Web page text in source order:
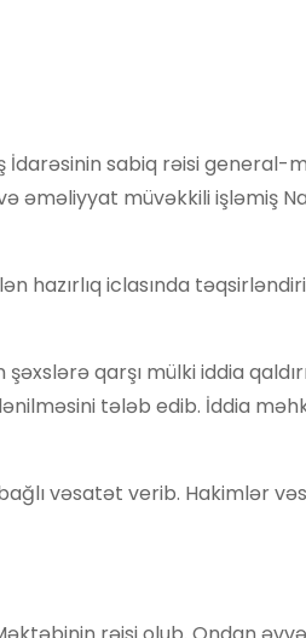
İdarəsinin sabiq rəisi general-
əməliyyat müvəkkili işləmiş
hazırlıq iclasında
qarşı mülki iddia
tələb edib. İddia
vəsatət verib. Hakimlər